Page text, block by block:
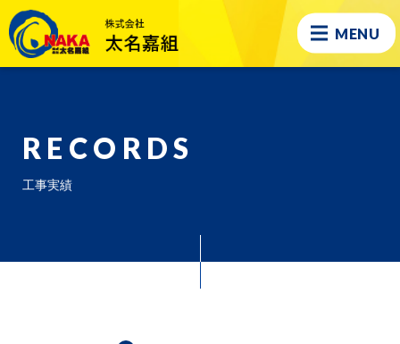
MENU
RECORDS
工事実績